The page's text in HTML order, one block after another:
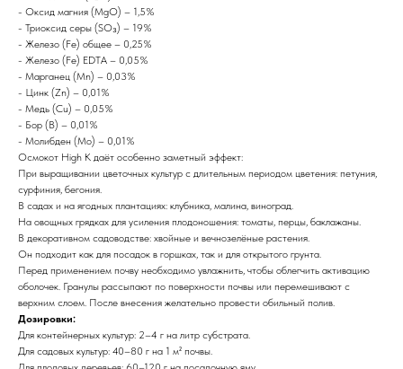
- Оксид магния (MgO) – 1,5%
- Триоксид серы (SO₃) – 19%
- Железо (Fe) общее – 0,25%
- Железо (Fe) EDTA – 0,05%
- Марганец (Mn) – 0,03%
- Цинк (Zn) – 0,01%
- Медь (Cu) – 0,05%
- Бор (B) – 0,01%
- Молибден (Mo) – 0,01%
Осмокот High K даёт особенно заметный эффект:
При выращивании цветочных культур с длительным периодом цветения: петуния,
сурфиния, бегония.
В садах и на ягодных плантациях: клубника, малина, виноград.
На овощных грядках для усиления плодоношения: томаты, перцы, баклажаны.
В декоративном садоводстве: хвойные и вечнозелёные растения.
Он подходит как для посадок в горшках, так и для открытого грунта.
Перед применением почву необходимо увлажнить, чтобы облегчить активацию
оболочек. Гранулы рассыпают по поверхности почвы или перемешивают с
верхним слоем. После внесения желательно провести обильный полив.
Дозировки:
Для контейнерных культур: 2–4 г на литр субстрата.
Для садовых культур: 40–80 г на 1 м² почвы.